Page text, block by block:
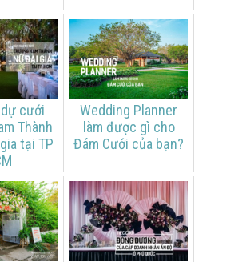
cưới
Thành
tại TP
Wedding Planner
làm được gì cho
Đám Cưới của bạn?